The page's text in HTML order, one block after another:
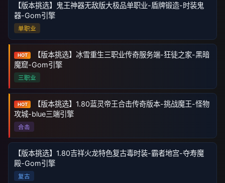
【版本挑选】鬼王神器无敌版大极品单职业-盾牌锻造-时装鬼
器-Gom引擎
单职业
HOT
【版本挑选】冰雪重生三职业传奇服务端-狂徒之家-黑暗
魔窟-Gom引擎
三职业
HOT
【版本挑选】1.80蓝灵帝王合击传奇版本-挑战魔王-怪物
攻城-blue三端引擎
合击
【版本挑选】1.80吉祥火龙特色复古毒时装-霸者地宫-夺寿魔
殿-Gom引擎
复古